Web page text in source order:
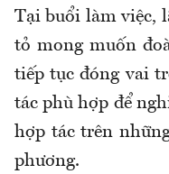
Tại buổi làm việc,
tỏ mong muốn
tiếp tục đóng vai
tác phù hợp để
hợp tác trên
phương.